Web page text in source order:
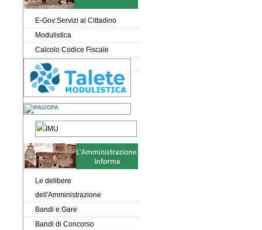
E-Gov:Servizi al Cittadino
Modulistica
Calcolo Codice Fiscale
Le delibere
dell'Amministrazione
Bandi e Gare
Bandi di Concorso